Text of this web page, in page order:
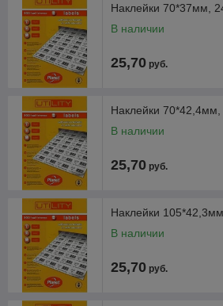
товары, предупреждения.
техники при печати.
4 выгоды заказать
красивого оформления
устойчива к разным
струйных, лазерных
Наклейки 70*37мм,
В наличии
25,70 руб.
Наклейки 70*42,4мм,
В наличии
25,70 руб.
Наклейки
В наличии
25,70 руб.